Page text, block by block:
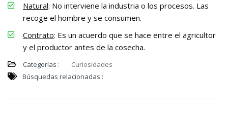
Natural: No interviene la industria o los procesos. Las
recoge el hombre y se consumen.
Contrato: Es un acuerdo que se hace entre el agricultor
y el productor antes de la cosecha.
Categorías :
Curiosidades
Búsquedas relacionadas :